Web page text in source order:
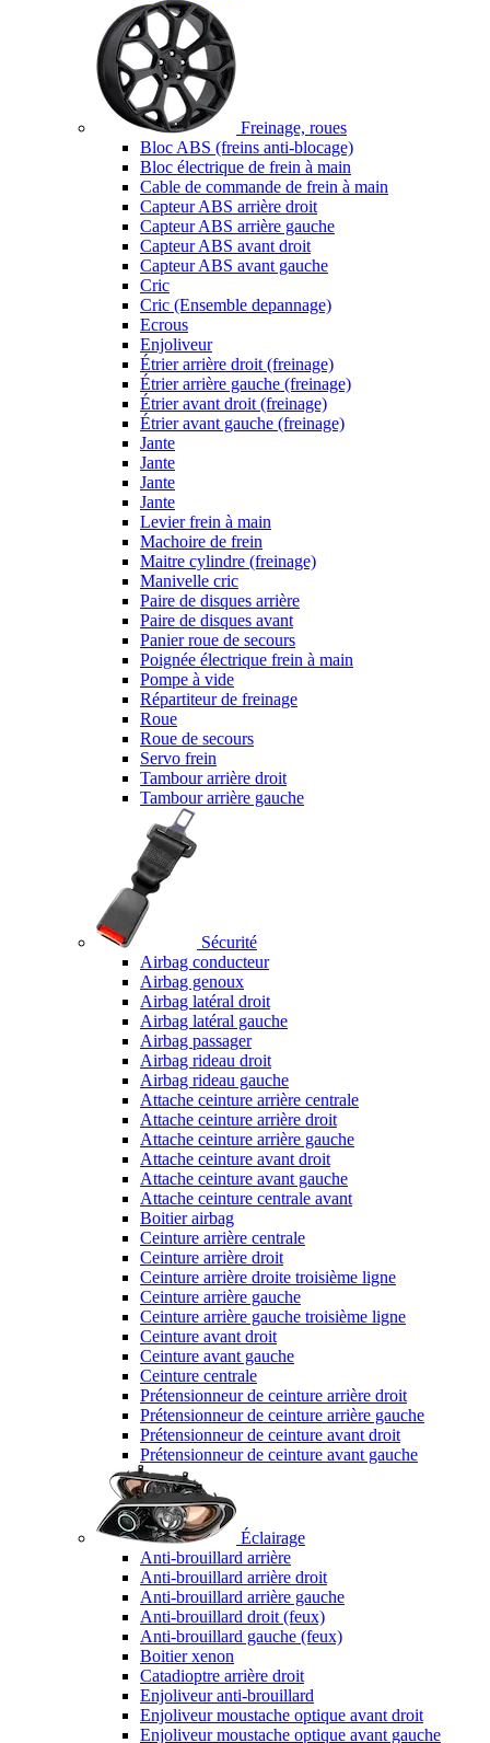
Freinage, roues
Bloc ABS (freins anti-blocage)
Bloc électrique de frein à main
Cable de commande de frein à main
Capteur ABS arrière droit
Capteur ABS arrière gauche
Capteur ABS avant droit
Capteur ABS avant gauche
Cric
Cric (Ensemble depannage)
Ecrous
Enjoliveur
Étrier arrière droit (freinage)
Étrier arrière gauche (freinage)
Étrier avant droit (freinage)
Étrier avant gauche (freinage)
Jante
Jante
Jante
Jante
Levier frein à main
Machoire de frein
Maitre cylindre (freinage)
Manivelle cric
Paire de disques arrière
Paire de disques avant
Panier roue de secours
Poignée électrique frein à main
Pompe à vide
Répartiteur de freinage
Roue
Roue de secours
Servo frein
Tambour arrière droit
Tambour arrière gauche
Sécurité
Airbag conducteur
Airbag genoux
Airbag latéral droit
Airbag latéral gauche
Airbag passager
Airbag rideau droit
Airbag rideau gauche
Attache ceinture arrière centrale
Attache ceinture arrière droit
Attache ceinture arrière gauche
Attache ceinture avant droit
Attache ceinture avant gauche
Attache ceinture centrale avant
Boitier airbag
Ceinture arrière centrale
Ceinture arrière droit
Ceinture arrière droite troisième ligne
Ceinture arrière gauche
Ceinture arrière gauche troisième ligne
Ceinture avant droit
Ceinture avant gauche
Ceinture centrale
Prétensionneur de ceinture arrière droit
Prétensionneur de ceinture arrière gauche
Prétensionneur de ceinture avant droit
Prétensionneur de ceinture avant gauche
Éclairage
Anti-brouillard arrière
Anti-brouillard arrière droit
Anti-brouillard arrière gauche
Anti-brouillard droit (feux)
Anti-brouillard gauche (feux)
Boitier xenon
Catadioptre arrière droit
Enjoliveur anti-brouillard
Enjoliveur moustache optique avant droit
Enjoliveur moustache optique avant gauche